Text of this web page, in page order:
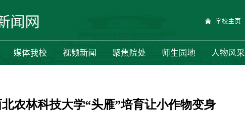
学校主页
媒体我校 视频新闻 聚焦院处 师生园地 人物风采
农林科技大学“头雁”培育让小作物变身